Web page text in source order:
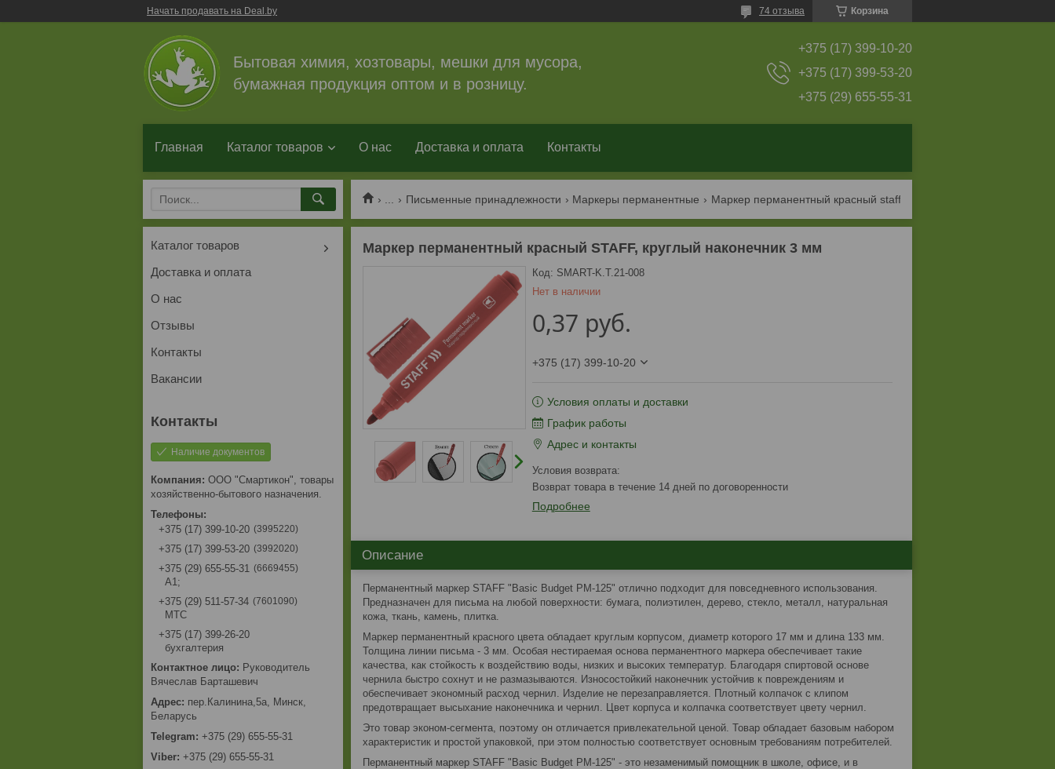
Начать продавать на Deal.by Корзина
74 отзыва
Бытовая химия, хозтовары, мешки для мусора,
бумажная продукция оптом и в розницу.
+375 (17) 399-10-20
+375 (17) 399-53-20
+375 (29) 655-55-31
Главная Каталог товаров О нас Доставка и оплата Контакты
Письменные принадлежности Маркеры перманентные
Маркер перманентный красный STAFF, круглый наконечник 3 мм
Нет в наличии
Код: SMART-K.T.21-008
0,37 руб.
+375 (17) 399-10-20
Условия оплаты и доставки
График работы
Адрес и контакты
возврат товара в течение 14 дней по договоренности
Подробнее
Описание
Перманентный маркер STAFF "Basic Budget PM-125" отлично подходит для повседневного использования.
Предназначен для письма на любой поверхности: бумага, полиэтилен, дерево, стекло, металл, натуральная
кожа, ткань, камень, плитка.
Маркер перманентный красного цвета обладает круглым корпусом, диаметр которого 17 мм и длина 133 мм.
Толщина линии письма - 3 мм. Особая нестираемая основа перманентного маркера обеспечивает такие
качества, как стойкость к воздействию воды, низких и высоких температур. Благодаря спиртовой основе
чернила быстро сохнут и не размазываются. Износостойкий наконечник устойчив к повреждениям и
обеспечивает экономный расход чернил. Изделие не перезаправляется. Плотный колпачок с клипом
предотвращает высыхание наконечника и чернил. Цвет корпуса и колпачка соответствует цвету чернил.
Это товар эконом-сегмента, поэтому он отличается привлекательной ценой. Товар обладает базовым набором
характеристик и простой упаковкой, при этом полностью соответствует основным требованиям потребителей.
Перманентный маркер STAFF "Basic Budget PM-125" - это незаменимый помощник в школе, офисе, и в
Каталог товаров
Доставка и оплата
О нас
Отзывы
Контакты
Вакансии
Наличие документов
ООО "Смартикон", товары
хозяйственно-бытового назначения.
+375 (17) 399-10-20 3995220
+375 (17) 399-53-20 3992020
+375 (29) 655-55-31 6669455
A1;
+375 (29) 511-57-34
7601090
МТС
+375 (17) 399-26-20
бухгалтерия
Руководитель
Вячеслав Барташевич
пер.Калинина,5а, Минск,
Беларусь
+375 (29) 655-55-31
+375 (29) 655-55-31